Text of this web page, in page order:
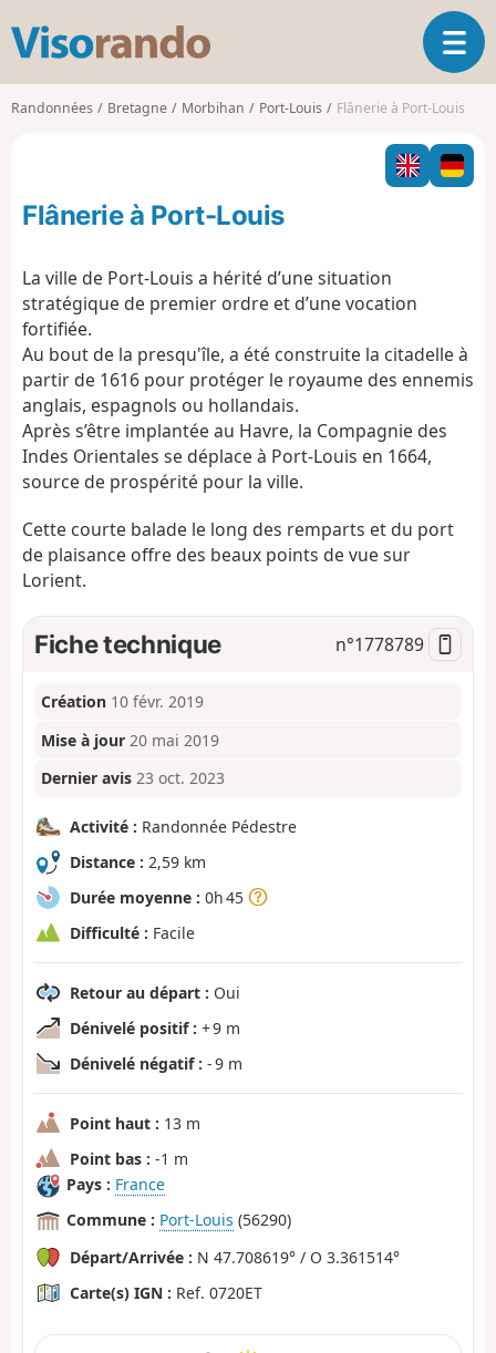
s
o
o
O
u
v
i
r
l
a
t
Randonnées Bretagne Morbihan Port-Louis Flânerie à Port-Louis
Flânerie à Port-Louis
La ville de Port-Louis a hérité d’une situation
stratégique de premier ordre et d’une vocation
fortifiée.
Au bout de la presqu'île, a été construite la citadelle à
partir de 1616 pour protéger le royaume des ennemis
anglais, espagnols ou hollandais.
Après s’être implantée au Havre, la Compagnie des
Indes Orientales se déplace à Port-Louis en 1664,
source de prospérité pour la ville.
Cette courte balade le long des remparts et du port
de plaisance offre des beaux points de vue sur
Lorient.
Fiche technique n°1778789
Création 10 févr. 2019
Mise à jour 20 mai 2019
Dernier avis 23 oct. 2023
Activité : Randonnée Pédestre
Distance : 2,59 km
Durée moyenne : 0h 45
Difficulté : Facile
Retour au départ : Oui
Dénivelé positif : + 9 m
Dénivelé négatif : - 9 m
Point haut : 13 m
Point bas : -1 m
Pays : France
Commune : Port-Louis (56290)
Départ/Arrivée : N 47.708619° / O 3.361514°
Carte(s) IGN : Ref. 0720ET